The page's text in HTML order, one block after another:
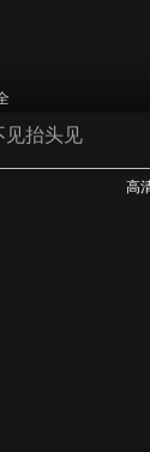
见抬头见
高